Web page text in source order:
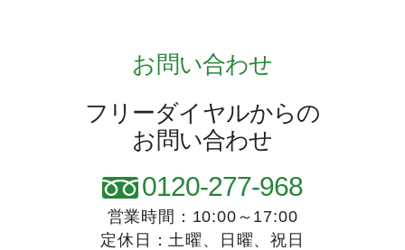
お問い合わせ
フリーダイヤルからの
お問い合わせ
0120-277-968
営業時間：10:00～17:00
定休日：土曜、日曜、祝日